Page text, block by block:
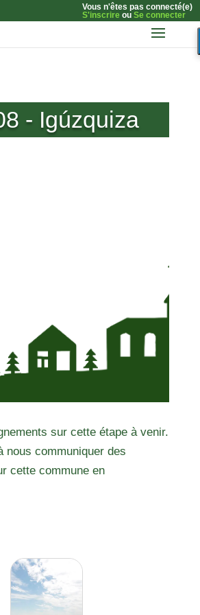
Vous n'êtes pas connecté(e)
S'inscrireou Se connecter
- Igúzquiza
sur cette étape à venir.
nous communiquer des
cette commune en